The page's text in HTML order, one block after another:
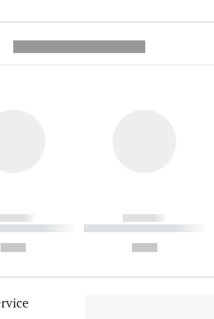
----------
------------
----------- ----------- ----------